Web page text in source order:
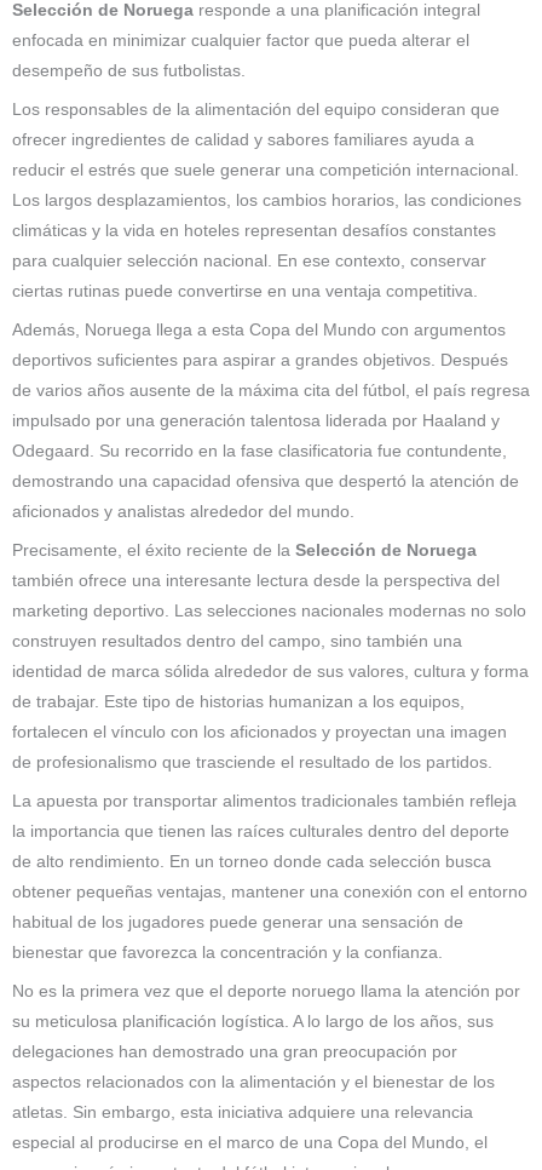
Selección de Noruega responde a una planificación integral
enfocada en minimizar cualquier factor que pueda alterar el
desempeño de sus futbolistas.
Los responsables de la alimentación del equipo consideran que
ofrecer ingredientes de calidad y sabores familiares ayuda a
reducir el estrés que suele generar una competición internacional.
Los largos desplazamientos, los cambios horarios, las condiciones
climáticas y la vida en hoteles representan desafíos constantes
para cualquier selección nacional. En ese contexto, conservar
ciertas rutinas puede convertirse en una ventaja competitiva.
Además, Noruega llega a esta Copa del Mundo con argumentos
deportivos suficientes para aspirar a grandes objetivos. Después
de varios años ausente de la máxima cita del fútbol, el país regresa
impulsado por una generación talentosa liderada por Haaland y
Odegaard. Su recorrido en la fase clasificatoria fue contundente,
demostrando una capacidad ofensiva que despertó la atención de
aficionados y analistas alrededor del mundo.
Precisamente, el éxito reciente de la Selección de Noruega
también ofrece una interesante lectura desde la perspectiva del
marketing deportivo. Las selecciones nacionales modernas no solo
construyen resultados dentro del campo, sino también una
identidad de marca sólida alrededor de sus valores, cultura y forma
de trabajar. Este tipo de historias humanizan a los equipos,
fortalecen el vínculo con los aficionados y proyectan una imagen
de profesionalismo que trasciende el resultado de los partidos.
La apuesta por transportar alimentos tradicionales también refleja
la importancia que tienen las raíces culturales dentro del deporte
de alto rendimiento. En un torneo donde cada selección busca
obtener pequeñas ventajas, mantener una conexión con el entorno
habitual de los jugadores puede generar una sensación de
bienestar que favorezca la concentración y la confianza.
No es la primera vez que el deporte noruego llama la atención por
su meticulosa planificación logística. A lo largo de los años, sus
delegaciones han demostrado una gran preocupación por
aspectos relacionados con la alimentación y el bienestar de los
atletas. Sin embargo, esta iniciativa adquiere una relevancia
especial al producirse en el marco de una Copa del Mundo, el